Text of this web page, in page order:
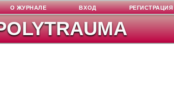
О ЖУРНАЛЕ ВХОД РЕГИСТРАЦИЯ